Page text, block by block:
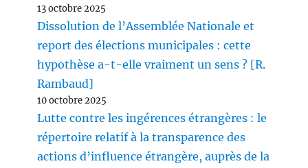
13 octobre 2025
Dissolution de l’Assemblée Nationale et
report des élections municipales : cette
hypothèse a-t-elle vraiment un sens ? [R.
Rambaud]
10 octobre 2025
Lutte contre les ingérences étrangères : le
répertoire relatif à la transparence des
actions d’influence étrangère, auprès de la